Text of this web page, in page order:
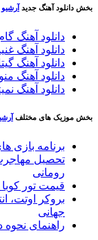
دانلود آهنگ جدیدآرشیو
دانلود آهنگ
دانلود آهنگ
دانلود آهنگ
دانلود آهنگ
دانلود آهنگ
موزیک های مختلفآرشیو
برنامه بازی
تحصیل
رومانی
قیمت تور کوبا
بروکر اوتت،
جهانی
راهنمای نحوه